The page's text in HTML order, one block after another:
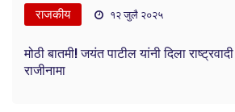
राजकीय १२ जुलै २०२५
मोठी बातमी! जयंत पाटील यांनी दिला
राजीनामा